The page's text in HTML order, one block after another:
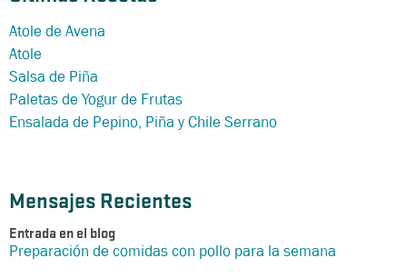
Atole de Avena
Atole
Salsa de Piña
Paletas de Yogur de Frutas
Ensalada de Pepino, Piña y Chile Serrano
Mensajes Recientes
Entrada en el blog
Preparación de comidas con pollo para la semana